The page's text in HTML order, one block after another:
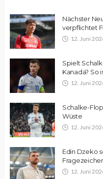
Nächster
verpflichtet
12. Juni
Spielt
Kanada? So
12. Juni
Schalke-
Wüste
12. Juni
Edin Dzeko
12. Juni